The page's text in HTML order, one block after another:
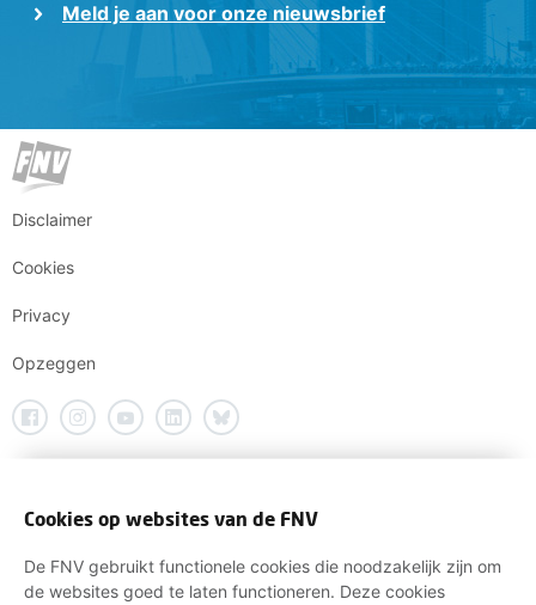
Meld je aan voor onze nieuwsbrief
Disclaimer
Cookies
Privacy
Opzeggen
Cookies op websites van de FNV
De FNV gebruikt functionele cookies die noodzakelijk zijn om
de websites goed te laten functioneren. Deze cookies